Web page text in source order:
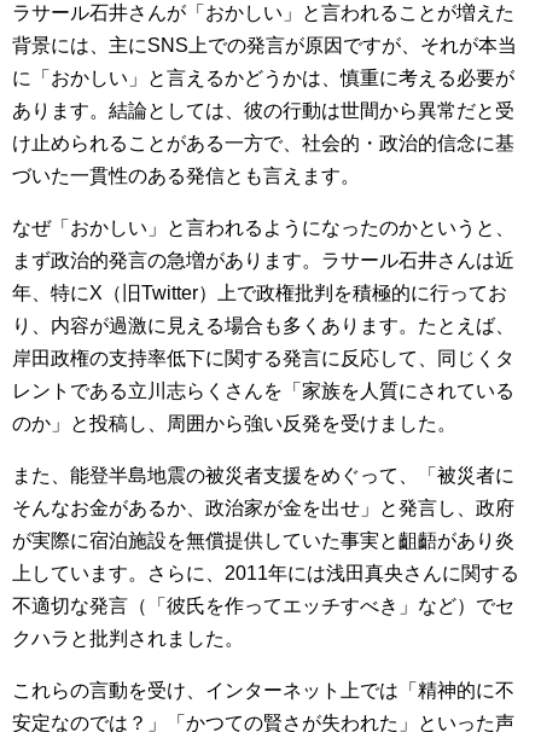
ラサール石井さんが「おかしい」と言われることが増えた
背景には、主にSNS上での発言が原因ですが、それが本当
に「おかしい」と言えるかどうかは、慎重に考える必要が
あります。結論としては、彼の行動は世間から異常だと受
け止められることがある一方で、社会的・政治的信念に基
づいた一貫性のある発信とも言えます。
なぜ「おかしい」と言われるようになったのかというと、
まず政治的発言の急増があります。ラサール石井さんは近
年、特にX（旧Twitter）上で政権批判を積極的に行ってお
り、内容が過激に見える場合も多くあります。たとえば、
岸田政権の支持率低下に関する発言に反応して、同じくタ
レントである立川志らくさんを「家族を人質にされている
のか」と投稿し、周囲から強い反発を受けました。
また、能登半島地震の被災者支援をめぐって、「被災者に
そんなお金があるか、政治家が金を出せ」と発言し、政府
が実際に宿泊施設を無償提供していた事実と齟齬があり炎
上しています。さらに、2011年には浅田真央さんに関する
不適切な発言（「彼氏を作ってエッチすべき」など）でセ
クハラと批判されました。
これらの言動を受け、インターネット上では「精神的に不
安定なのでは？」「かつての賢さが失われた」といった声